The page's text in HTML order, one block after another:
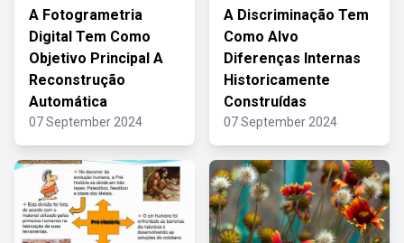
A Fotogrametria
Digital Tem Como
Objetivo Principal A
Reconstrução
Automática
07 September 2024
A Discriminação Tem
Como Alvo
Diferenças Internas
Historicamente
Construídas
07 September 2024